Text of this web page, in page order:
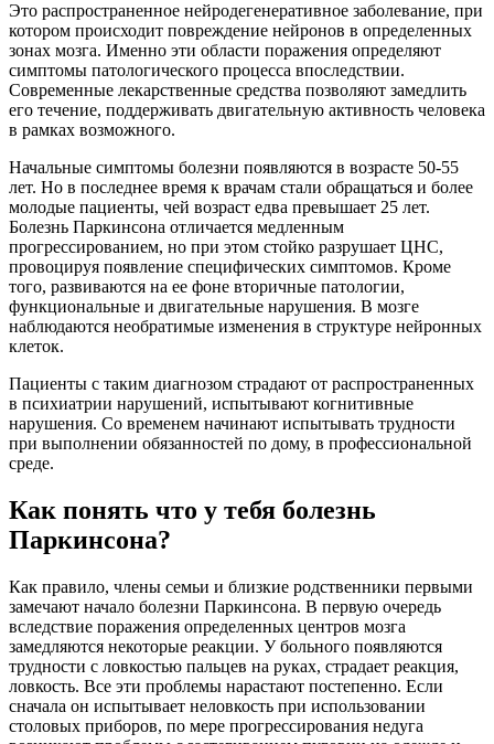
Это распространенное нейродегенеративное заболевание, при
котором происходит повреждение нейронов в определенных
зонах мозга. Именно эти области поражения определяют
симптомы патологического процесса впоследствии.
Современные лекарственные средства позволяют замедлить
его течение, поддерживать двигательную активность человека
в рамках возможного.
Начальные симптомы болезни появляются в возрасте 50-55
лет. Но в последнее время к врачам стали обращаться и более
молодые пациенты, чей возраст едва превышает 25 лет.
Болезнь Паркинсона отличается медленным
прогрессированием, но при этом стойко разрушает ЦНС,
провоцируя появление специфических симптомов. Кроме
того, развиваются на ее фоне вторичные патологии,
функциональные и двигательные нарушения. В мозге
наблюдаются необратимые изменения в структуре нейронных
клеток.
Пациенты с таким диагнозом страдают от распространенных
в психиатрии нарушений, испытывают когнитивные
нарушения. Со временем начинают испытывать трудности
при выполнении обязанностей по дому, в профессиональной
среде.
Как понять что у тебя болезнь
Паркинсона?
Как правило, члены семьи и близкие родственники первыми
замечают начало болезни Паркинсона. В первую очередь
вследствие поражения определенных центров мозга
замедляются некоторые реакции. У больного появляются
трудности с ловкостью пальцев на руках, страдает реакция,
ловкость. Все эти проблемы нарастают постепенно. Если
сначала он испытывает неловкость при использовании
столовых приборов, по мере прогрессирования недуга